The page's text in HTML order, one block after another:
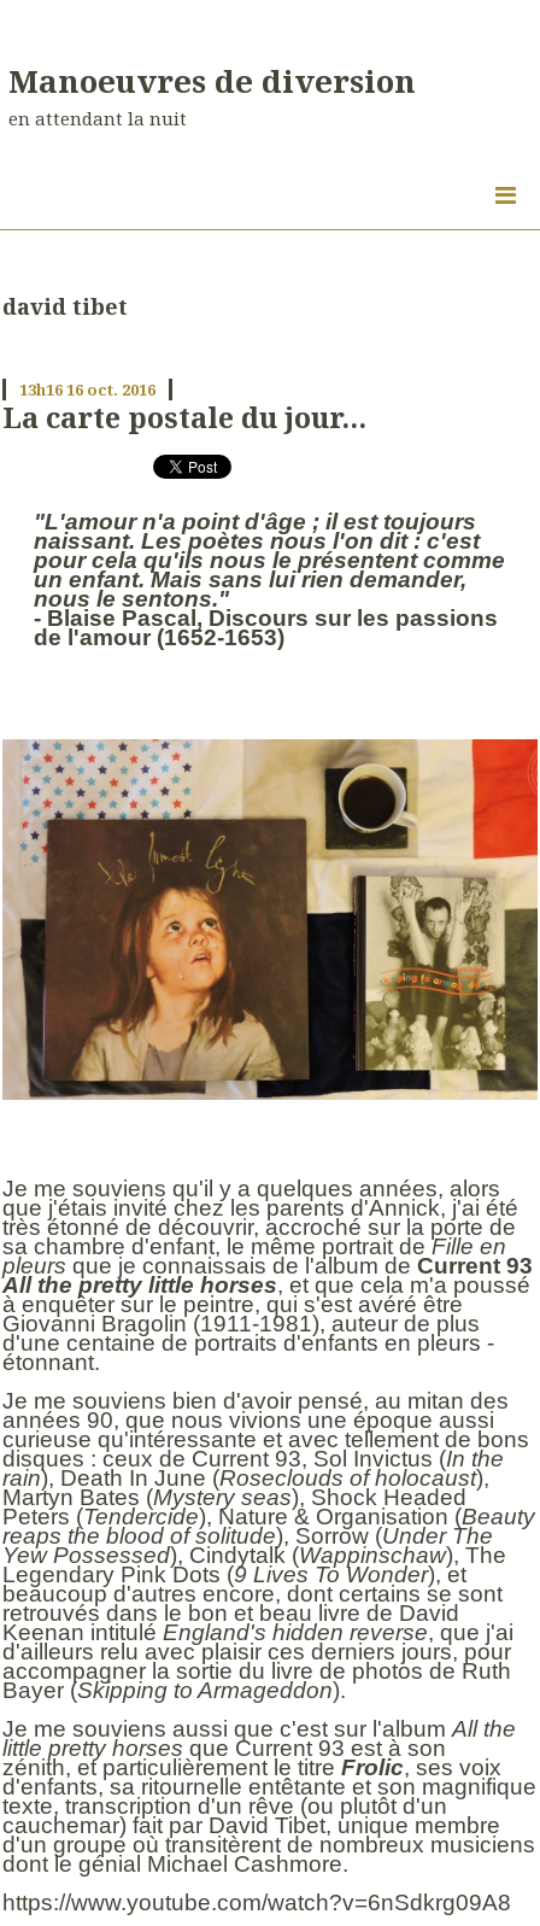
Manoeuvres de diversion
en attendant la nuit
david tibet
13h1616 oct. 2016
La carte postale du jour...
"L'amour n'a point d'âge ; il est toujours
naissant. Les poètes nous l'on dit : c'est
pour cela qu'ils nous le présentent comme
un enfant. Mais sans lui rien demander,
nous le sentons."
- Blaise Pascal, Discours sur les passions
de l'amour (1652-1653)
Je me souviens qu'il y a quelques années, alors
que j'étais invité chez les parents d'Annick, j'ai été
très étonné de découvrir, accroché sur la porte de
sa chambre d'enfant, le même portrait de Fille en
pleurs que je connaissais de l'album de Current 93
All the pretty little horses, et que cela m'a poussé
à enquêter sur le peintre, qui s'est avéré être
Giovanni Bragolin (1911-1981), auteur de plus
d'une centaine de portraits d'enfants en pleurs -
étonnant.
Je me souviens bien d'avoir pensé, au mitan des
années 90, que nous vivions une époque aussi
curieuse qu'intéressante et avec tellement de bons
disques : ceux de Current 93, Sol Invictus (In the
rain), Death In June (Roseclouds of holocaust),
Martyn Bates (Mystery seas), Shock Headed
Peters (Tendercide), Nature & Organisation (Beauty
reaps the blood of solitude), Sorrow (Under The
Yew Possessed), Cindytalk (Wappinschaw), The
Legendary Pink Dots (9 Lives To Wonder), et
beaucoup d'autres encore, dont certains se sont
retrouvés dans le bon et beau livre de David
Keenan intitulé England's hidden reverse, que j'ai
d'ailleurs relu avec plaisir ces derniers jours, pour
accompagner la sortie du livre de photos de Ruth
Bayer (Skipping to Armageddon).
Je me souviens aussi que c'est sur l'album All the
little pretty horses que Current 93 est à son
zénith, et particulièrement le titre Frolic, ses voix
d'enfants, sa ritournelle entêtante et son magnifique
texte, transcription d'un rêve (ou plutôt d'un
cauchemar) fait par David Tibet, unique membre
d'un groupe où transitèrent de nombreux musiciens
dont le génial Michael Cashmore.
https://www.youtube.com/watch?v=6nSdkrg09A8